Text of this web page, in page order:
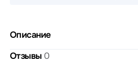
Описание
Отзывы 0